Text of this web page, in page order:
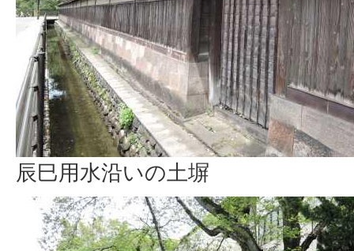
辰巳用水沿いの土塀